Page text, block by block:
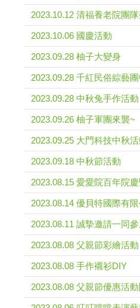
2023.10.12 清福養老院團
2023.10.06 國慶活動
2023.09.28 柚子大變身
2023.09.28 千紅民俗綜藝
2023.09.28 中秋兔手作活動
2023.09.26 柚子軍團來襲~
2023.09.25 大門科技中秋
2023.09.18 中秋節活動
2023.08.15 愛愛院百年院
2023.08.14 優貝特國際有
2023.08.11 誠摯邀請一同
2023.08.08 父親節彩繪活動
2023.08.08 手作襯衫DIY
2023.08.08 父親節優惠活